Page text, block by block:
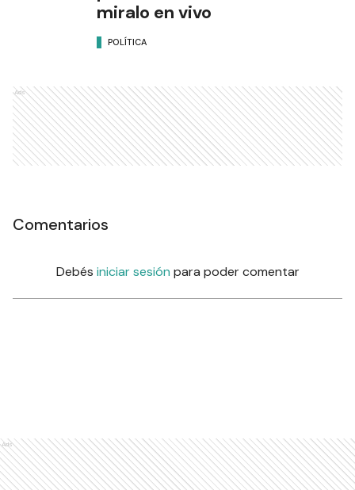
miralo en vivo
POLÍTICA
Ads
Comentarios
Debés iniciar sesión para poder comentar
Ads